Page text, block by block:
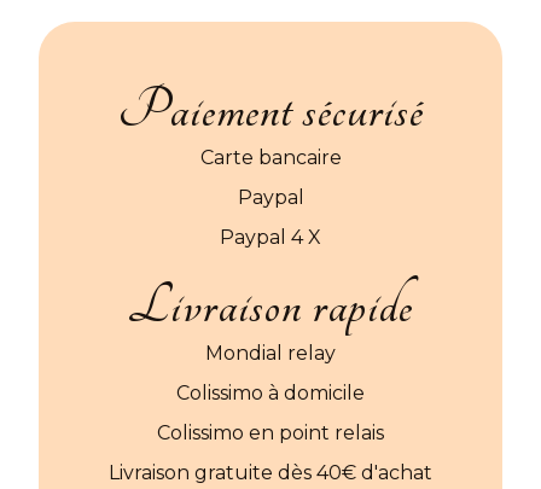
Paiement sécurisé
Carte bancaire
Paypal
Paypal 4 X
Livraison rapide
Mondial relay
Colissimo à domicile
Colissimo en point relais
Livraison gratuite dès 40€ d'achat